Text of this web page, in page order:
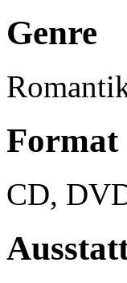
Genre
Format
CD,